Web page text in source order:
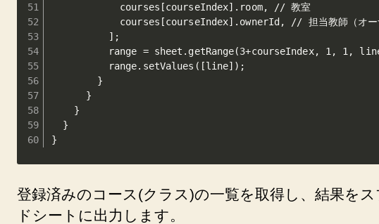
            courses[courseIndex].room, // 教室
courses[courseIndex].ownerId, // 担当教師（オー
          ];
range = sheet.getRange(3+courseIndex, 1, 1,
          range.setValues([line]);
        }
      }
    }
  }
}
登録済みのコース(クラス)の一覧を取得し、結果を
ドシートに出力します。